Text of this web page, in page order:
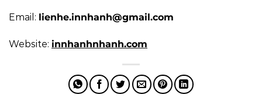
Email: lienhe.innhanh@gmail.com
Website: innhanhnhanh.com